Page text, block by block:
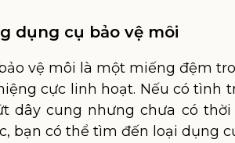
dụng cụ bảo vệ môi
vệ môi là một miếng đệm
cực linh hoạt. Nếu có tình
dây cung nhưng chưa có
bạn có thể tìm đến loại dụng